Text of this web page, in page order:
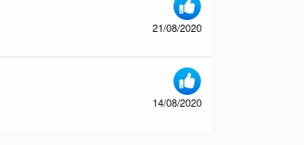
21/08/2020
14/08/2020